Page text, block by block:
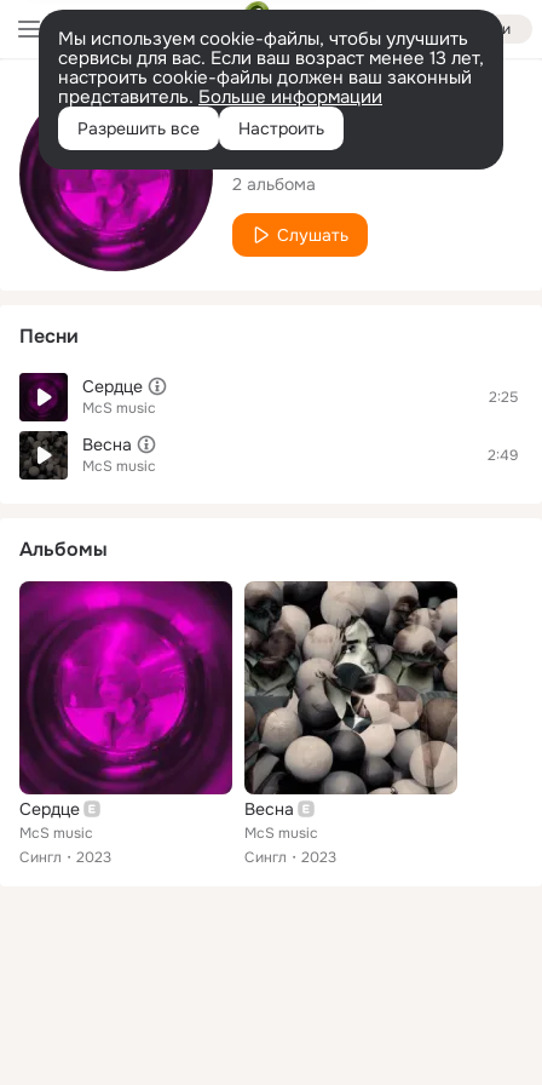
Войти
Мы используем cookie-файлы, чтобы улучшить
сервисы для вас. Если ваш возраст менее 13 лет,
настроить cookie-файлы должен ваш законный
представитель. Больше информации
Разрешить все Настроить
Исполнитель
McS music
2 альбома
Слушать
Песни
Сердце
McS music
2:25
Весна
McS music
2:49
Альбомы
Сердце
McS music
Сингл
2023
Весна
McS music
Сингл
2023